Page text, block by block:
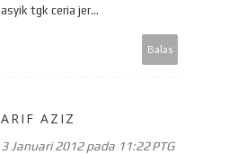
asyik tgk ceria jer...
Balas
ARIF AZIZ
3 Januari 2012 pada 11:22 PTG